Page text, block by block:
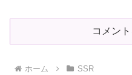
コメン
ホーム SSR